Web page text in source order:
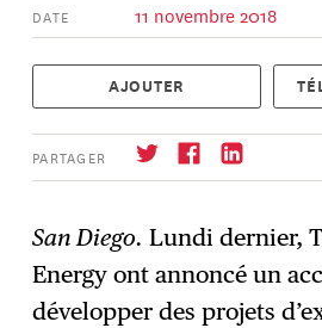
DATE 11 novembre 2018
AJOUTER
PARTAGER
→ S'abonner
San Diego. Lundi dernier,
Energy ont annoncé un
développer des projets